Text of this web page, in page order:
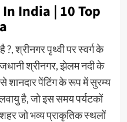
India | 10 Top
?, श्रीनगर पृथ्वी पर स्वर्ग के
श्रीनगर, झेलम नदी के
पेंटिंग के रूप में सुरम्य
है, जो इस समय पर्यटकों
जो भव्य प्राकृतिक स्थलों